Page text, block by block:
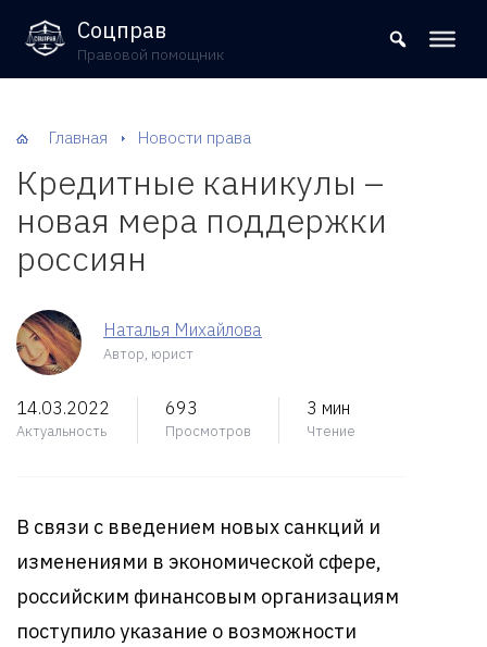
8 (800) 302-09-37
Соцправ
Правовой помощник
Главная Новости права
Кредитные каникулы –
новая мера поддержки
россиян
Наталья Михайлова
Автор, юрист
14.03.2022
Актуальность
693
Просмотров
3 мин
Чтение
В связи с введением новых санкций и
изменениями в экономической сфере,
российским финансовым организациям
поступило указание о возможности